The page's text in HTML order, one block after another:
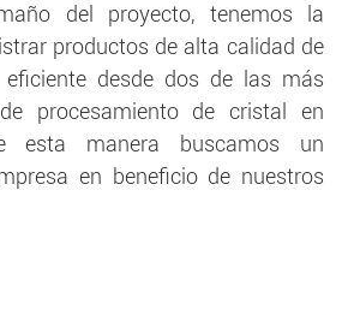
del proyecto, tenemos la
productos de alta calidad de
desde dos de las más
procesamiento de cristal en
esta manera buscamos un
en beneficio de nuestros